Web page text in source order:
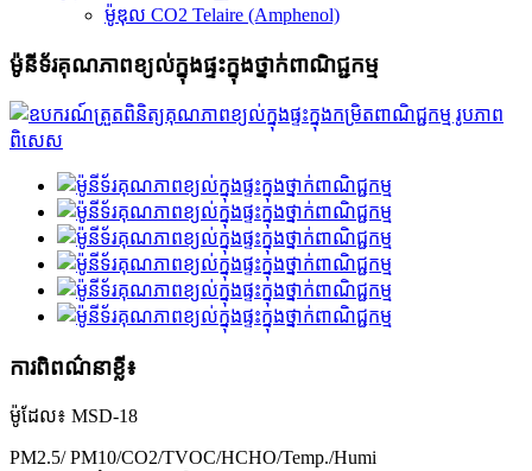
ម៉ូឌុល CO2 Telaire (Amphenol)
ម៉ូនីទ័រគុណភាពខ្យល់ក្នុងផ្ទះក្នុងថ្នាក់ពាណិជ្ជកម្ម
ការពិពណ៌នាខ្លី៖
ម៉ូដែល៖ MSD-18
PM2.5/ PM10/CO2/TVOC/HCHO/Temp./Humi